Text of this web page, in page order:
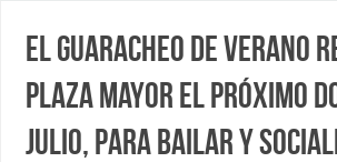
El Guaracheo de Verano
Plaza Mayor el próximo
julio, para bailar y